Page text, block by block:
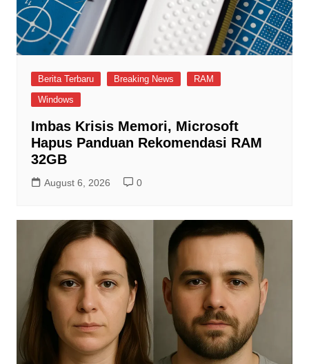
Berita Terbaru Breaking News
RAM
Windows
Imbas Krisis Memori, Microsoft
Hapus Panduan Rekomendasi RAM
32GB
August 6, 2026 0